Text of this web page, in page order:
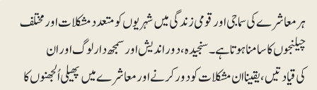
ہر معاشرے کی سماجی اور قومی زندگی میں شہریوں کو متعدد مشکلات اور مختلف
چیلنجوں کا سامنا ہوتا ہے۔ سنجیدہ، دوراندیش اور سمجھ دار لوگ اور ان
کی قیادتیں، یقینا ان مشکلات کو دور کرنے اور معاشرے میں پھیلی اُلجھنوں کا